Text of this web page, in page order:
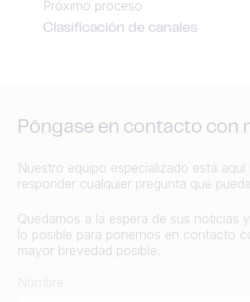
Próximo proceso
Clasificación de canales
Póngase en contacto con
Nuestro equipo especializado está
responder cualquier pregunta que
Quedamos a la espera de sus noticias
lo posible para ponernos en contacto
mayor brevedad posible.
Nombre